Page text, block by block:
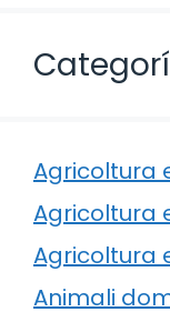
Agricoltura
Agricoltura
Agricoltura
Animali